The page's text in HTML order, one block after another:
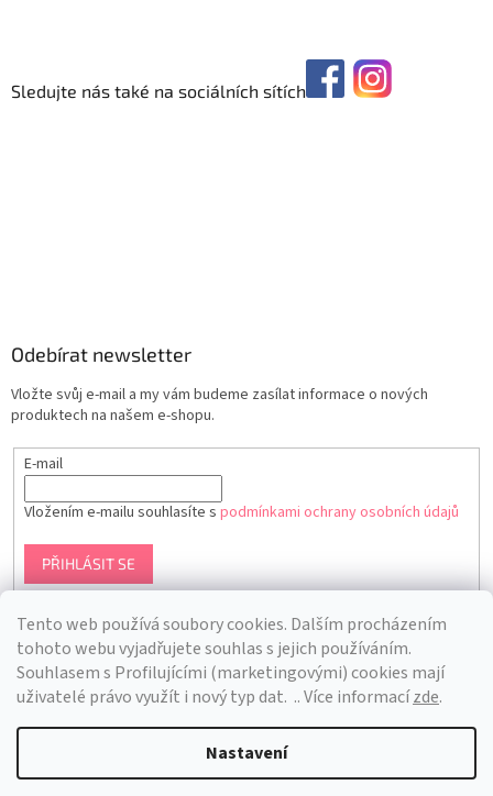
Tento web používá soubory cookies. Dalším procházením
tohoto webu vyjadřujete souhlas s jejich používáním.
Souhlasem s Profilujícími (marketingovými) cookies mají
uživatelé právo využít i nový typ dat. .. Více informacízde.
Nastavení
Sledujte nás také na sociálních sítích
Odebírat newsletter
Vložte svůj e-mail a my vám budeme zasílat informace o nových
produktech na našem e-shopu.
E-mail
Vložením e-mailu souhlasíte s podmínkami ochrany osobních údajů
PŘIHLÁSIT SE
Vytvořil Shoptet